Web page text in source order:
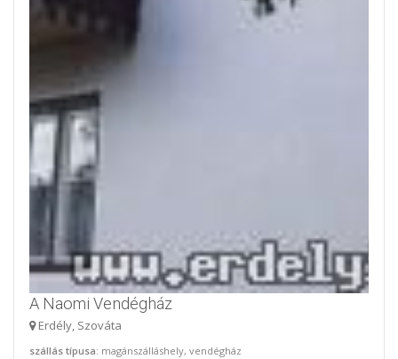
A Naomi Vendégház
Erdély, Szováta
szállás típusa: magánszálláshely, vendégház